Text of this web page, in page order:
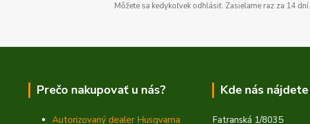
Môžete sa kedykoľvek odhlásiť. Zasielame raz za 14 dní.
Prečo nakupovať u nás?
Autorizovaný dealer Husqvarna
Kde nás nájdete
Fatranská 1/8035